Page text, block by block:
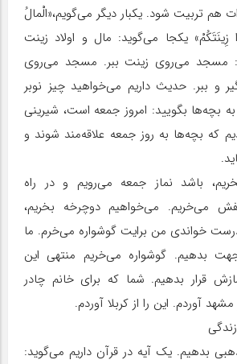
هم تربیت شود. یکبار دیگر می‌گویم،«الْمالُ
زِینَتَکُمْ‏» یکجا می‌گوید: مال و اولاد زینت
مسجد می‌روی زینت ببر. مسجد می‌روی
و ببر. حدیث داریم می‌خواهید چیز نوبر
بچه‌ها بگویید: امروز جمعه است، شیرینی
که بچه‌ها به روز جمعه علاقه‌مند شوند و
باشد نماز جمعه می‌رویم و در راه
می‌خریم. می‌خواهیم دوچرخه بخریم،
درست خواندی من برایت گوشواره می‌خرم. ما
جهت بدهیم. گوشواره می‌خریم منتهی این
قرار بدهیم. شما که برای خانم چادر
آوردم. این را از کربلا آوردم.
بدهیم. یک آیه در قرآن داریم می‌گوید: